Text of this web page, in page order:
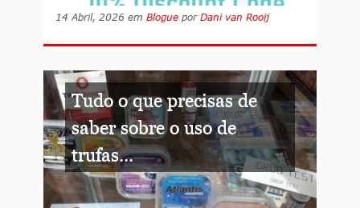
14 Abril, 2026 em Blogue por Dani van Rooij
Tudo o que precisas de
saber sobre o uso de
trufas...